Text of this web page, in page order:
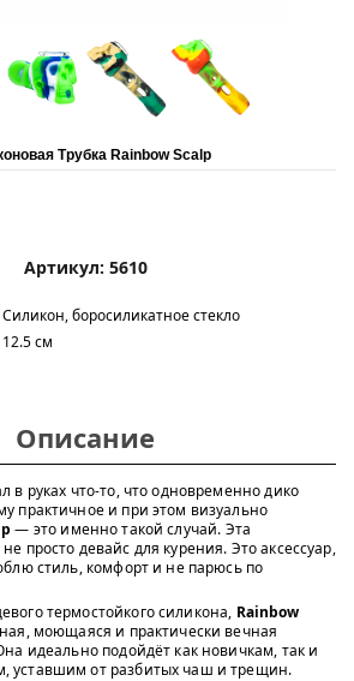
Трубка Rainbow Scalp
Артикул: 5610
Силикон, боросиликатное стекло
12.5 см
Описание
в руках что-то, что одновременно дико
практичное и при этом визуально
— это именно такой случай. Эта
просто девайс для курения. Это аксессуар,
стиль, комфорт и не парюсь по
термостойкого силикона, Rainbow
моющаяся и практически вечная
идеально подойдёт как новичкам, так и
уставшим от разбитых чаш и трещин.